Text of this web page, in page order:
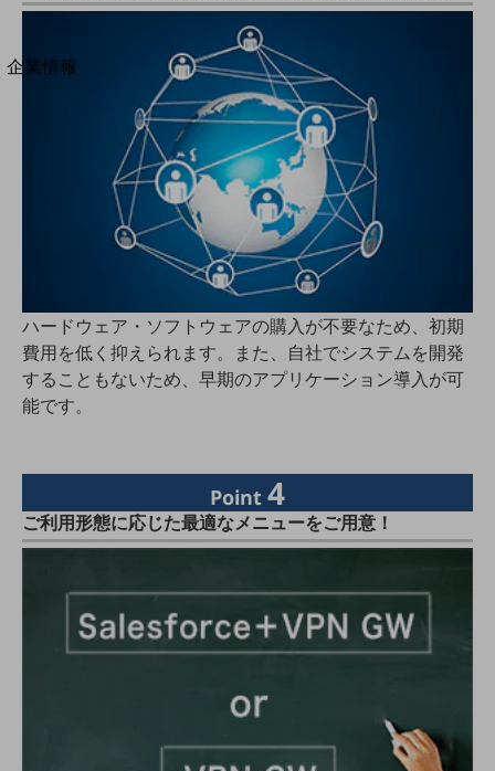
別ウィンドウで開きます
企業情報
グループ会社
会社案内パンフレット
ニュースルーム
ニュースリリース
地域からの発表
重要なお知らせ
社外からの評価実績
サステナビリティ
NTTドコモビジネスグループのサステナビリティ
サステナビリティ基本方針
ハードウェア・ソフトウェアの購入が不要なため、初期
費用を低く抑えられます。また、自社でシステムを開発
することもないため、早期のアプリケーション導入が可
能です。
Point 4
ご利用形態に応じた最適なメニューをご用意！